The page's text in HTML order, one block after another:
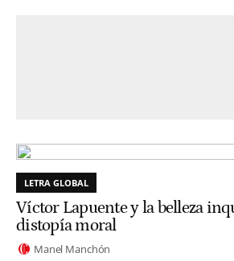
LETRA GLOBAL
Víctor Lapuente y la belleza
distopía moral
Manel Manchón